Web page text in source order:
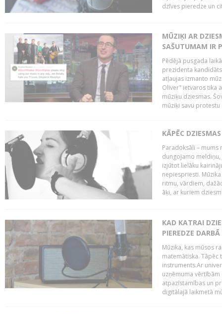
dzīves pieredze un
MŪZIĶI AR
SAŠUTUMAM IR
Pēdējā pusgada
prezidenta
atļaujas izmanto
Oliver" ietvaros tika
mūziķu dziesmas.
mūziķi savu
KĀPĒC
Paradoksāli – mums
dungojamo
izjūtot lielāku
nepiespriesti.
ritmu, vārdiem,
āķi, ar kuriem
KAD KATRAI
PIEREDZE
Mūzika, kas mūsos
matemātiska. Tāpēc
instruments.Ar
uzņēmuma
atpazīstamības un
digitālajā laikmetā